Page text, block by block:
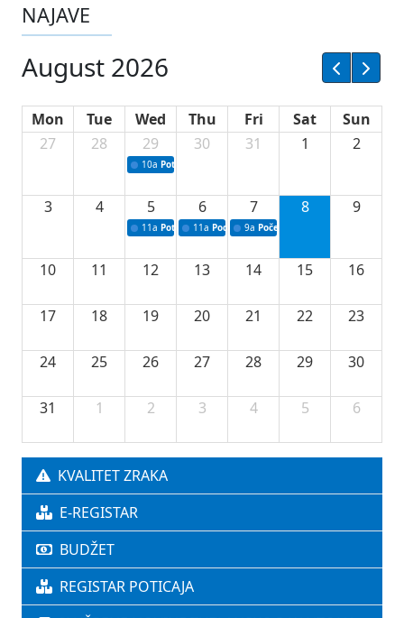
NAJAVE
August 2026
Mon Tue Wed Thu Fri Sat
Sun
27
28 29
10a Potpisivanje ugovora sa neprofitnim
30 31 1 2
3 4 5
11a Potpisivanje ugovora o stipendijama za
6
11a Podrška razvoju vodne infrastrukture u
7
9a Početak izgradnje nove
8 9
10 11 12 13 14 15 16
17 18 19 20 21 22 23
24 25 26 27 28 29 30
31 1 2 3 4 5 6
KVALITET ZRAKA
E-REGISTAR
BUDŽET
REGISTAR POTICAJA